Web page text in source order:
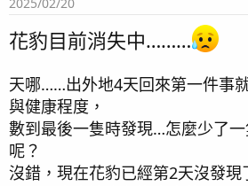
—— 這張漂亮，終於拍到正面啦～
2025/02/20
花豹目前消失中………
天哪……出外地4天回來第一件事
與健康程度，
數到最後一隻時發現…怎麼少了
呢？
沒錯，現在花豹已經第2天沒發